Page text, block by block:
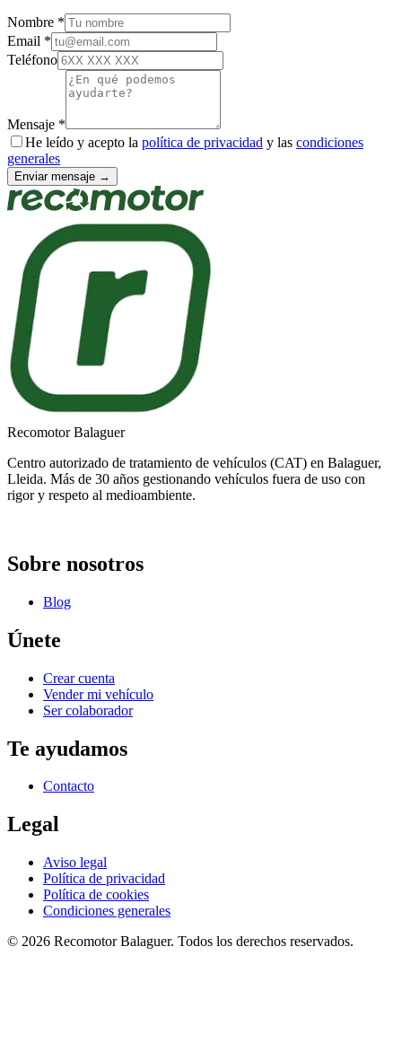
Nombre *
Email *
Teléfono
Mensaje *
He leído y acepto la política de privacidad y las condiciones
generales
Enviar mensaje →
Recomotor Balaguer
Centro autorizado de tratamiento de vehículos (CAT) en Balaguer,
Lleida. Más de 30 años gestionando vehículos fuera de uso con
rigor y respeto al medioambiente.
Sobre nosotros
Blog
Únete
Crear cuenta
Vender mi vehículo
Ser colaborador
Te ayudamos
Contacto
Legal
Aviso legal
Política de privacidad
Política de cookies
Condiciones generales
© 2026 RecomotorBalaguer. Todos los derechos reservados.